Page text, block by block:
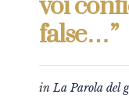
voi
false…”
inLa Parola del